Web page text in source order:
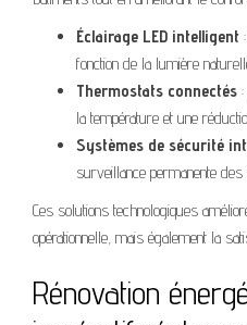
Éclairage LED intelligent
fonction de la lumière
Thermostats connectés
la température et une
Systèmes de sécurité
surveillance permanente des
Ces solutions technologiques
opérationnelle, mais également la
Rénovation